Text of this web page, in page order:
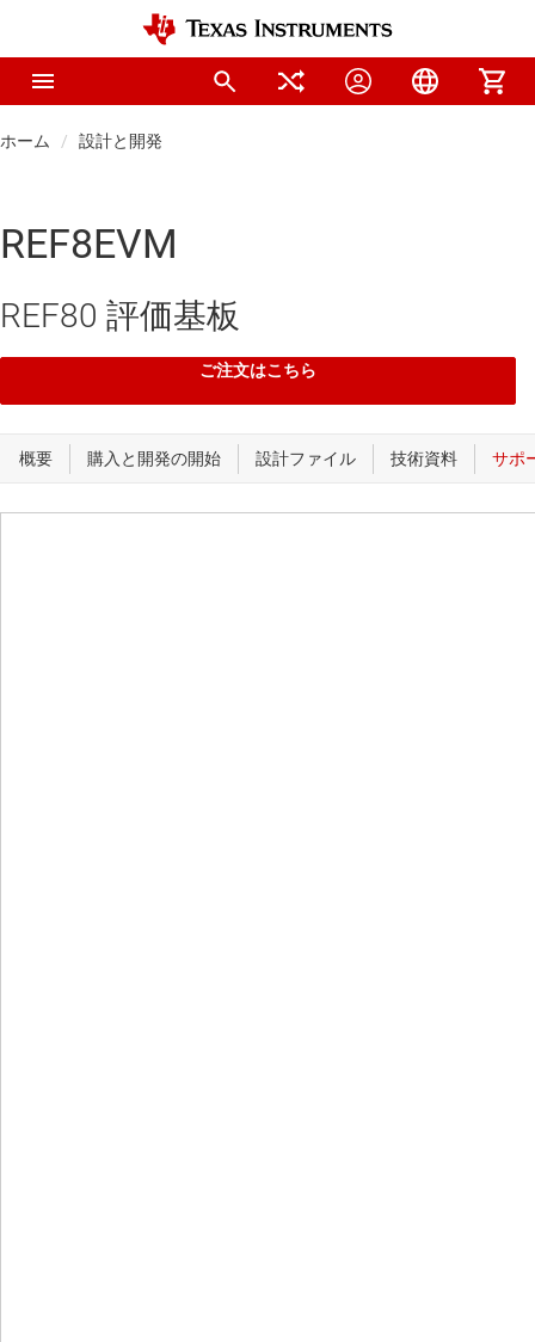
ホーム 設計と開発
REF8EVM
REF80 評価基板
ご注文はこちら